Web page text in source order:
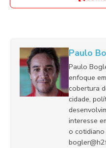
Paulo
Paulo
enfoque
cobertura
cidade,
interesse
o cotidiano